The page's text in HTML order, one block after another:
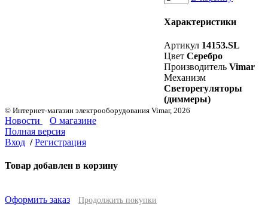
Характеристики
Артикул 14153.SL
Цвет Серебро
Производитель Vimar
Механизм
Светорегуляторы
(диммеры)
© Интернет-магазин электрооборудования Vimar, 2026
Новости
О магазине
Полная версия
Вход / Регистрация
Товар добавлен в корзину
Оформить заказ Продолжить покупки